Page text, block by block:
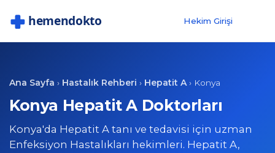
Hekim Girişi
Ana Sayfa › Hastalık Rehberi › Hepatit A › Konya
Konya Hepatit A Doktorları
Konya'da Hepatit A tanı ve tedavisi için uzman
Enfeksiyon Hastalıkları hekimleri. Hepatit A,